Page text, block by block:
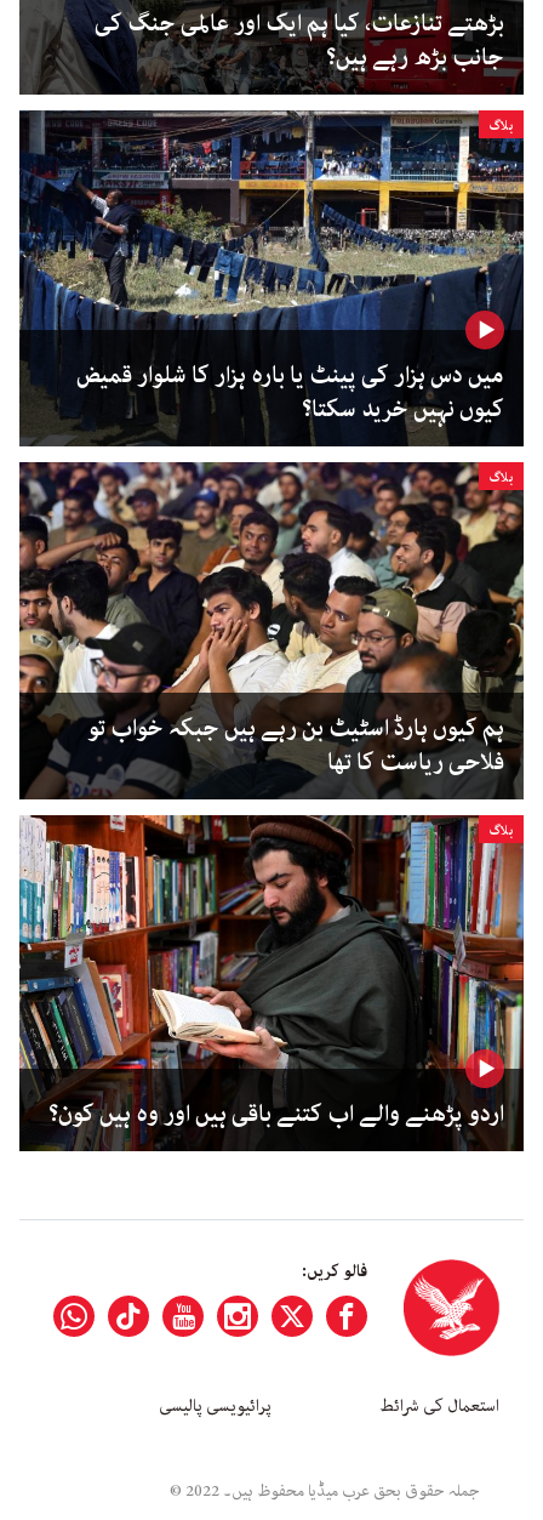
بڑھتے تنازعات، کیا ہم ایک اور عالمی جنگ کی
جانب بڑھ رہے ہیں؟
بلاگ
میں دس ہزار کی پینٹ یا بارہ ہزار کا شلوار قمیض
کیوں نہیں خرید سکتا؟
بلاگ
ہم کیوں ہارڈ اسٹیٹ بن رہے ہیں جبکہ خواب تو
فلاحی ریاست کا تھا
بلاگ
اردو پڑھنے والے اب کتنے باقی ہیں اور وہ ہیں کون؟
فالو کریں:
استعمال کی شرائط پرائیویسی پالیسی
جملہ حقوق بحق عرب میڈیا محفوظ ہیں۔ 2022 ©